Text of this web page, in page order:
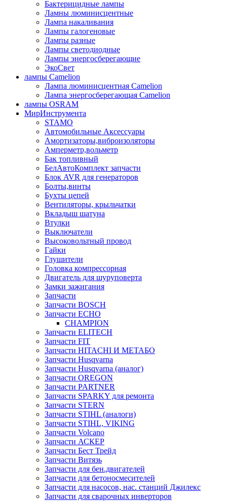
Бактерицидные лампы
Ламны люминисцентные
Лампа накаливания
Лампы галогеновые
Лампы разные
Лампы светодиодные
Лампы энергосберегающие
ЭкоСвет
лампы Camelion
Лампа люминисцентная Сamelion
Лампа энергосберегающая Сamelion
лампы OSRAM
МирИнструмента
STAMO
Автомобильные Аксессуары
Амортизаторы,виброизоляторы
Амперметр,вольметр
Бак топливный
БелАвтоКомплект запчасти
Блок AVR для генераторов
Болты,винты
Бухты цепей
Вентиляторы, крыльчатки
Вкладыш шатуна
Втулки
Выключатели
Высоковольтный провод
Гайки
Глушители
Головка компрессорная
Двигатель для шуруповерта
Замки зажигания
Запчасти
Запчасти BOSCH
Запчасти ECHO
CHAMPION
Запчасти ELITECH
Запчасти FIT
Запчасти HITACHI И МЕТАБО
Запчасти Husqvarna
Запчасти Husqvarna (аналог)
Запчасти OREGON
Запчасти PARTNER
Запчасти SPARKY для ремонта
Запчасти STERN
Запчасти STIHL (аналоги)
Запчасти STIHL, VIKING
Запчасти Volcano
Запчасти АСКЕР
Запчасти Бест Трейд
Запчасти Витязь
Запчасти для бен.двигателей
Запчасти для бетоносмесителей
Запчасти для насосов, нас. станций Джилекс
Запчасти для сварочных инверторов